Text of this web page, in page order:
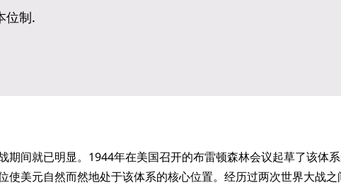
位制.
期间就已明显。1944年在美国召开的布雷顿森林会议起草了该体
使美元自然而然地处于该体系的核心位置。经历过两次世界大战